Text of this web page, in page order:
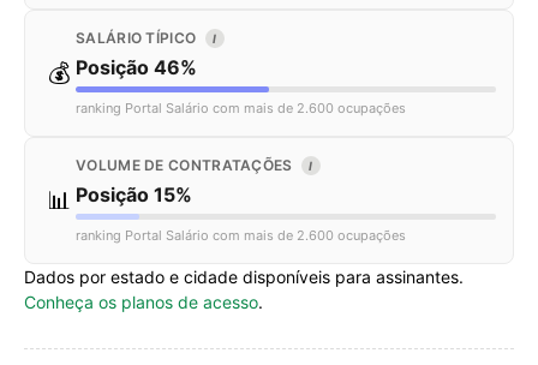
💰
SALÁRIO TÍPICO I
Posição 46%
ranking Portal Salário com mais de 2.600 ocupações
📊
VOLUME DE CONTRATAÇÕES I
Posição 15%
ranking Portal Salário com mais de 2.600 ocupações
Dados por estado e cidade disponíveis para assinantes.
Conheça os planos de acesso.